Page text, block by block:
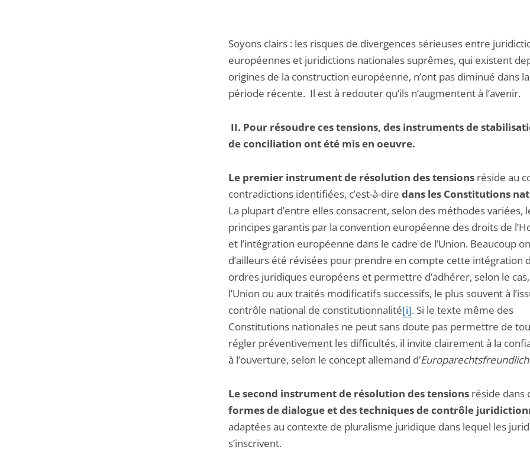
Soyons clairs : les risques de divergences sérieuses entre
européennes et juridictions nationales suprêmes, qui existent
origines de la construction européenne, n’ont pas diminué dans la
période récente. Il est à redouter qu’ils n’augmentent à l’avenir.
II. Pour résoudre ces tensions, des instruments de
de conciliation ont été mis en oeuvre.
Le premier instrument de résolution des tensions réside au
contradictions identifiées, c’est-à-dire dans les Constitutions
La plupart d’entre elles consacrent, selon des méthodes variées,
principes garantis par la convention européenne des droits de
et l’intégration européenne dans le cadre de l’Union. Beaucoup
d’ailleurs été révisées pour prendre en compte cette intégration
ordres juridiques européens et permettre d’adhérer, selon le
l’Union ou aux traités modificatifs successifs, le plus souvent à
contrôle national de constitutionnalité[i]. Si le texte même des
Constitutions nationales ne peut sans doute pas permettre de
régler préventivement les difficultés, il invite clairement à la
à l’ouverture, selon le concept allemand d’
Le second instrument de résolution des tensions réside dans
formes de dialogue et des techniques de contrôle
adaptées au contexte de pluralisme juridique dans lequel les
s’inscrivent.